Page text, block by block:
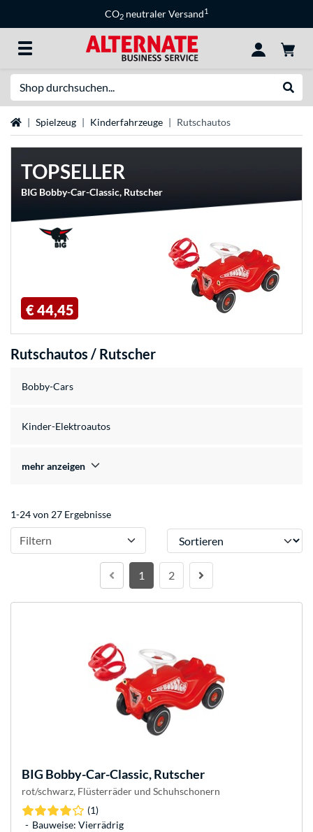
CO2 neutraler Versand1
StartseiteSpielzeug Kinderfahrzeuge Rutschautos
TOPSELLER
BIG Bobby-Car-Classic, Rutscher
€ 44,45
Rutschautos / Rutscher
Bobby-Cars
Kinder-Elektroautos
mehr anzeigen
1-24 von 27 Ergebnisse
Filtern Sortieren
1 2
BIG Bobby-Car-Classic, Rutscher
rot/schwarz, Flüsterräder und Schuhschonern
(1)
Bauweise: Vierrädrig